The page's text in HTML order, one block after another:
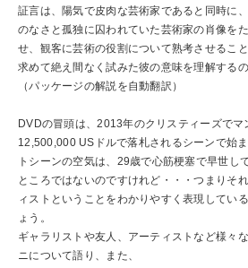
証言は、陽気で皮肉な芸術家であると同時に
のなさと孤独に囚われていた芸術家の肖像を
せ、観客に芸術の役割について熟考させるこ
求めて絶え間なく試みた彼の意味を理解するの
（パッケージの解説を自動翻訳）
DVDの冒頭は、2013年のクリスティーズで
12,500,000 USドルで落札されるシーンで始
トシーンの空気は、29歳で心筋梗塞で早世し
ところではないのですけれど・・・つまりそ
ィストということをわかりやすく表現してい
ょう。
ギャラリストや友人、アーティストなど様々
ニについて語り、また、